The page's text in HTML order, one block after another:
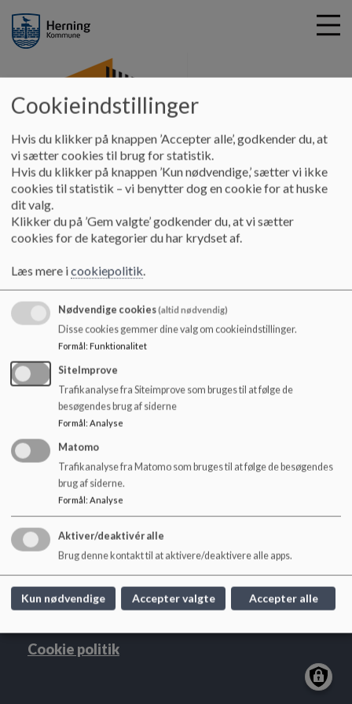
i
SFO Præsentation af SFO´en
Præsentation af SFO´en
Præsentation af Engbjergskolens SFO er under udarbejdelse.
Vedhæftet er et kort skriv om dagligdagen i SFO´en
Se vedhæftede.
Dokumenter
SFO 2023_0.pdf
Engbjergskolen
Engbjerg 21, Snejbjerg, 7400 Herning
engbjerg@herning.dk
+45 96287140
EAN NR.
5798005495024
Cookie politik
Cookieindstillinger
Hvis du klikker på knappen ’Accepter alle’, godkender du, at
vi sætter cookies til brug for statistik.
Hvis du klikker på knappen ’Kun nødvendige,’ sætter vi ikke
cookies til statistik – vi benytter dog en cookie for at huske
dit valg.
Klikker du på ’Gem valgte’ godkender du, at vi sætter
cookies for de kategorier du har krydset af.
Læs mere icookiepolitik.
Nødvendige cookies(altid nødvendig)
Disse cookies gemmer dine valg om cookieindstillinger.
Formål: Funktionalitet
SiteImprove
Trafikanalyse fra Siteimprove som bruges til at følge de
besøgendes brug af siderne
Formål: Analyse
Matomo
Trafikanalyse fra Matomo som bruges til at følge de besøgendes
brug af siderne.
Formål: Analyse
Aktiver/deaktivér alle
Brug denne kontakt til at aktivere/deaktivere alle apps.
Kun nødvendige Accepter valgte Accepter alle